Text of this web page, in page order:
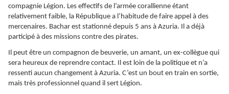
compagnie Légion. Les effectifs de l’armée corallienne étant
relativement faible, la République a l’habitude de faire appel à des
mercenaires. Bachar est stationné depuis 5 ans à Azuria. Il a déjà
participé à des missions contre des pirates.
Il peut être un compagnon de beuverie, un amant, un ex-collègue qui
sera heureux de reprendre contact. Il est loin de la politique et n’a
ressenti aucun changement à Azuria. C’est un bout en train en sortie,
mais très professionnel quand il sert Légion.